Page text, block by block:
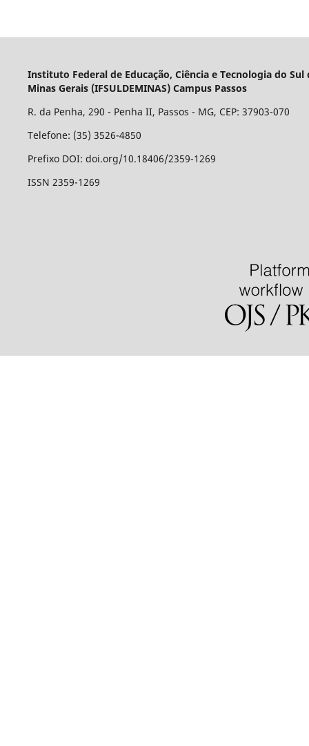
Instituto Federal de Educação, Ciência e Tecnologia do Sul
Minas Gerais (IFSULDEMINAS) Campus Passos
R. da Penha, 290 - Penha II, Passos - MG, CEP: 37903-070
Telefone: (35) 3526-4850
Prefixo DOI: doi.org/10.18406/2359-1269
ISSN 2359-1269